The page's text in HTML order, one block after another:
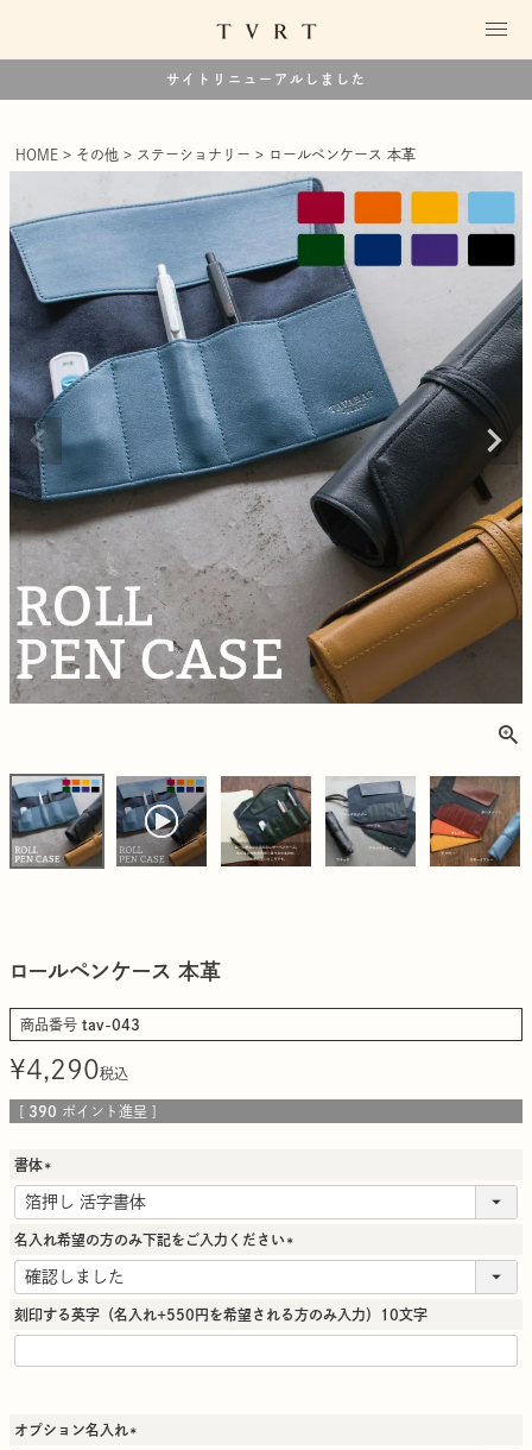
サイトリニューアルしました
HOME その他 ステーショナリー ロールペンケース 本革
ロールペンケース 本革
商品番号 tav-043
¥4,290税込
[ 390 ポイント進呈 ]
書体
(
必
須
名入れ希望の方のみ下記をご入力ください
須
刻印する英字（名入れ+550円を希望される方のみ入力）10文字
オプション名入れ